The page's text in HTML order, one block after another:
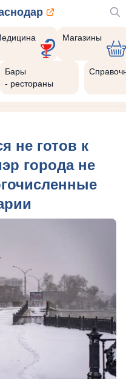
Магазины
Бары
- рестораны
не готов к
города не